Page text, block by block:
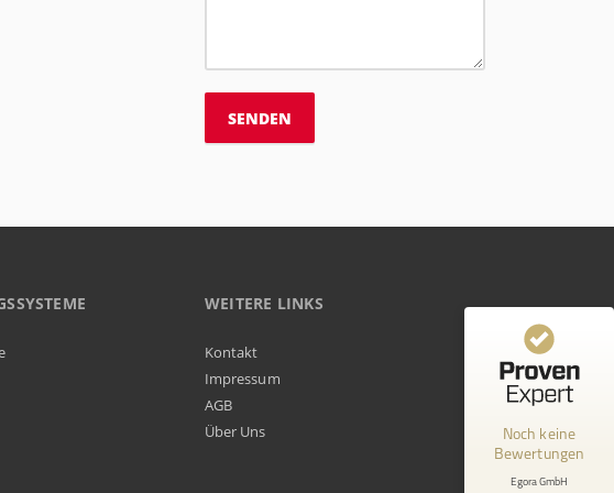
WEITERE LINKS
Kontakt
Impressum
AGB
Über Uns
Noch keine
Bewertungen
Egora GmbH
Kundenbewertungen und Erfahrungen zu